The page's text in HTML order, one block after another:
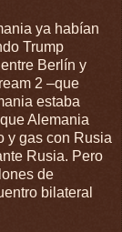
ya habían
Trump
Berlín y
2 –que
estaba
Alemania
y gas con Rusia
Rusia. Pero
de
bilateral